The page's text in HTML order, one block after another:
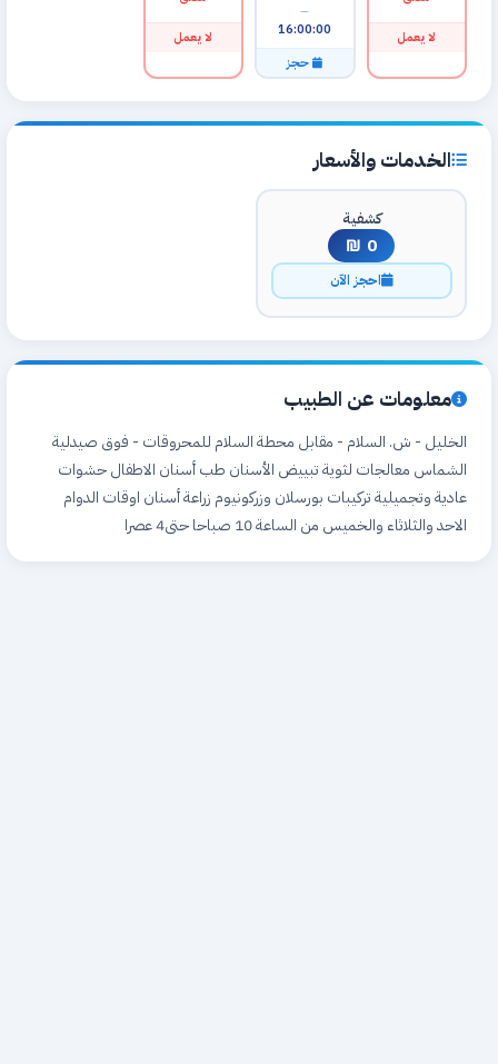
لا يعمل
—
16:00:00
حجز
لا يعمل
الخدمات والأسعار
كشفية
0 ₪
احجز الآن
معلومات عن الطبيب
الخليل - ش. السلام - مقابل محطة السلام للمحروقات - فوق صيدلية
الشماس معالجات لثوية تبييض الأسنان طب أسنان الاطفال حشوات
عادية وتجميلية تركيبات بورسلان وزركونيوم زراعة أسنان اوقات الدوام
الاحد والثلاثاء والخميس من الساعة 10 صباحا حتى4 عصرا